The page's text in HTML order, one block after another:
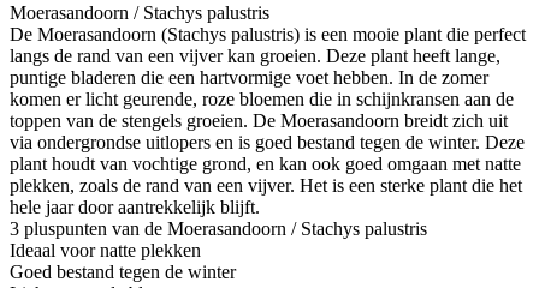
Moerasandoorn / Stachys palustris
De Moerasandoorn (Stachys palustris) is een mooie plant die perfect
langs de rand van een vijver kan groeien. Deze plant heeft lange,
puntige bladeren die een hartvormige voet hebben. In de zomer
komen er licht geurende, roze bloemen die in schijnkransen aan de
toppen van de stengels groeien. De Moerasandoorn breidt zich uit
via ondergrondse uitlopers en is goed bestand tegen de winter. Deze
plant houdt van vochtige grond, en kan ook goed omgaan met natte
plekken, zoals de rand van een vijver. Het is een sterke plant die het
hele jaar door aantrekkelijk blijft.
3 pluspunten van de Moerasandoorn / Stachys palustris
Ideaal voor natte plekken
Goed bestand tegen de winter